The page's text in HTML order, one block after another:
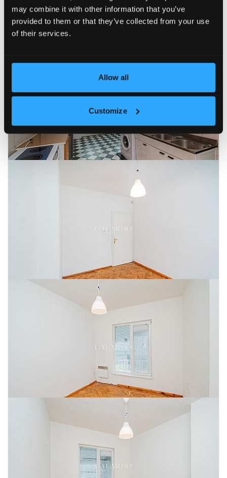
may combine it with other information that you’ve
provided to them or that they’ve collected from your use
of their services.
Allow all
Customize